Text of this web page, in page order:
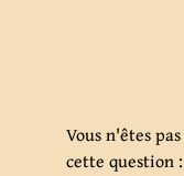
Vous n'êtes
cette question